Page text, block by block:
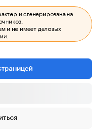
и сгенерирована на
и не имеет деловых